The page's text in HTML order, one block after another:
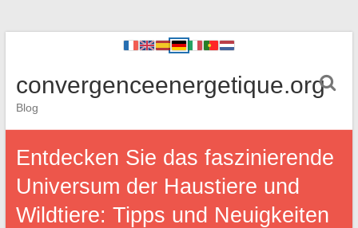
convergenceenergetique.org
Blog
Entdecken Sie das faszinierende
Universum der Haustiere und
Wildtiere: Tipps und Neuigkeiten